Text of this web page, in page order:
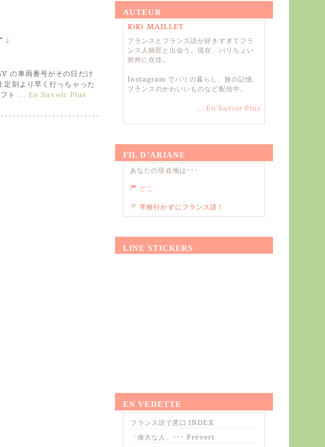
の車両番号がその日だけ
刻より早く行っちゃった
ト … En Savoir Plus
AUTEUR
KiKi MAILLET
フランスとフランス語が好きすぎてフラ
ンス人師匠と出会う。現在、パリちょい
郊外に在住。
Instagram でパリの暮らし、旅の記憶、
フランスのかわいいものなど配信中。
... En Savoir Plus
FIL D’ARIANE
あなたの現在地は･･･
どこ
学校行かずにフランス語！
LINE STICKERS
EN VEDETTE
フランス語で悪口 INDEX
「偉大な人」･･･ Prévert